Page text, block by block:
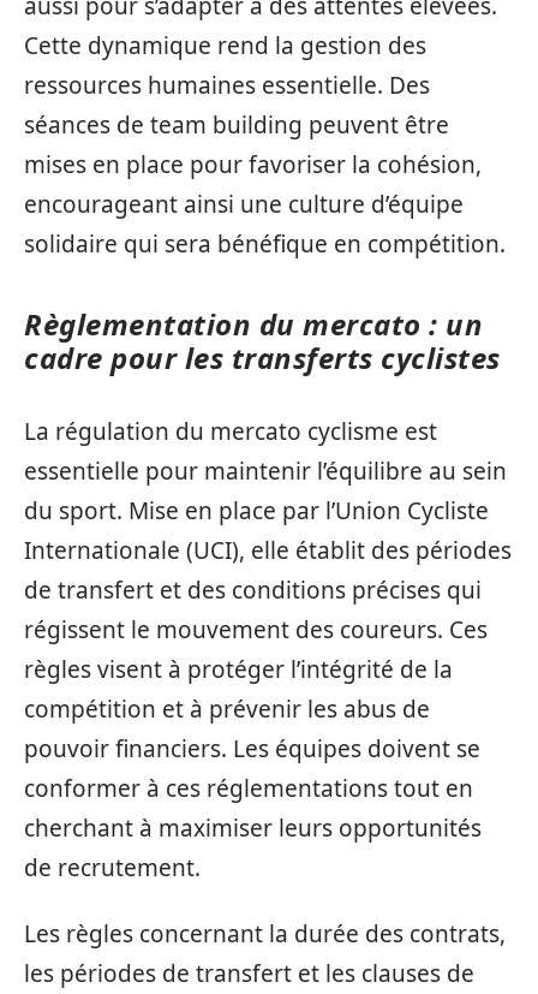
Cette dynamique rend la gestion des
ressources humaines essentielle. Des
séances de team building peuvent être
mises en place pour favoriser la cohésion,
encourageant ainsi une culture d’équipe
solidaire qui sera bénéfique en compétition.
Règlementation du mercato : un
cadre pour les transferts cyclistes
La régulation du mercato cyclisme est
essentielle pour maintenir l’équilibre au sein
du sport. Mise en place par l’Union Cycliste
Internationale (UCI), elle établit des périodes
de transfert et des conditions précises qui
régissent le mouvement des coureurs. Ces
règles visent à protéger l’intégrité de la
compétition et à prévenir les abus de
pouvoir financiers. Les équipes doivent se
conformer à ces réglementations tout en
cherchant à maximiser leurs opportunités
de recrutement.
Les règles concernant la durée des contrats,
les périodes de transfert et les clauses de